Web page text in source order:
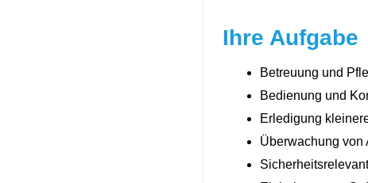
Ihre Aufgabe
Betreuung und
Bedienung und
Erledigung
Überwachung von